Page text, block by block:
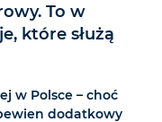
To w
które służą
w Polsce – choć
dodatkowy